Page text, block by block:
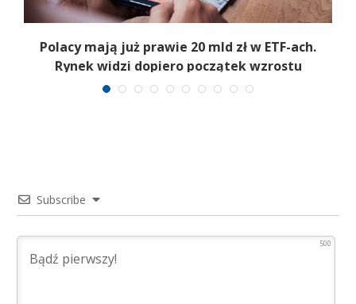
Polacy mają już prawie 20 mld zł w ETF-ach.
Rynek widzi dopiero początek wzrostu
Subscribe
500